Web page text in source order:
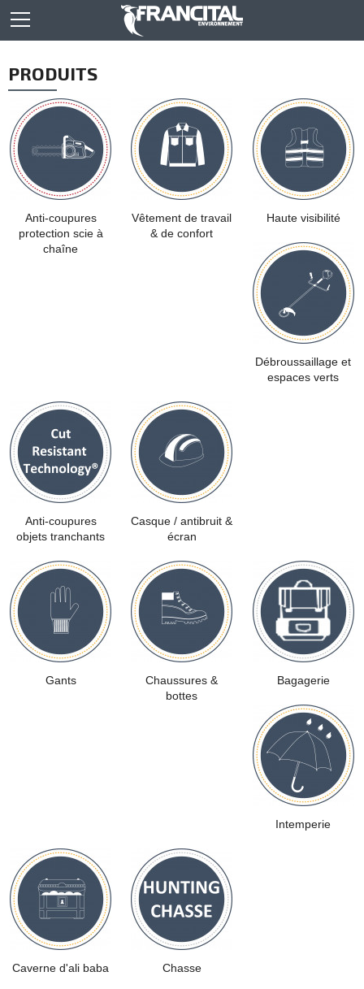
PRODUITS
Anti-coupures
protection scie à
chaîne
Vêtement de travail
& de confort
Haute visibilité
Débroussaillage et
espaces verts
Anti-coupures
objets tranchants
Casque / antibruit &
écran
Gants
Chaussures &
bottes
Bagagerie
Intemperie
Caverne d'ali baba Chasse